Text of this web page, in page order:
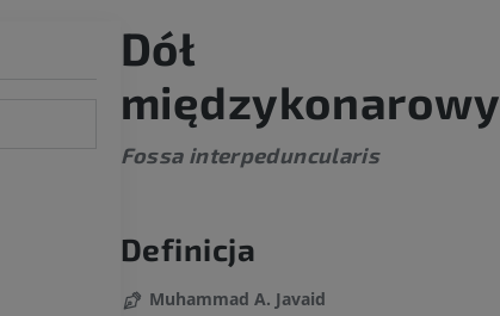
Dół
międzykonarowy
Fossa interpeduncularis
Definicja
Muhammad A. Javaid